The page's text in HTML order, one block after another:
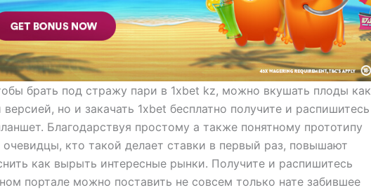
брать под стражу пари в 1xbet kz, можно вкушать плоды как
версией, но и закачать 1xbet бесплатно получите и распишитесь
Благодарствуя простому а также понятному прототипу
очевидцы, кто такой делает ставки в первый раз, повышают
как вырыть интересные рынки. Получите и распишитесь
портале можно поставить не совсем только нате забившее